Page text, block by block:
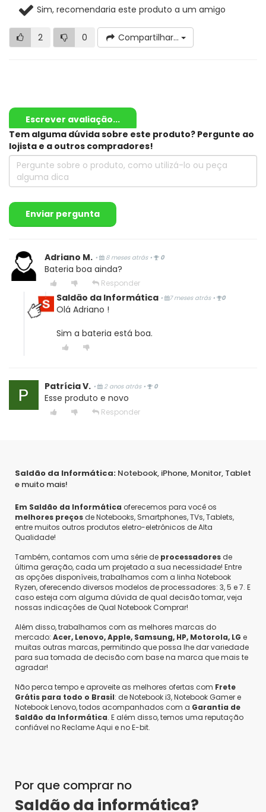
Sim, recomendaria este produto a um amigo
2 0 Compartilhar...
Escrever avaliação...
Tem alguma dúvida sobre este produto? Pergunte ao
lojista e a outros compradores!
Enviar pergunta
Adriano M. • 8 meses atrás • 0
Bateria boa ainda?
Responder
Saldão da Informática • 7 meses atrás • 0
Olá Adriano !
Sim a bateria está boa.
Patrícia V. • 2 anos atrás • 0
Esse produto e novo
Responder
Responder
Thalita S. • 3 anos atrás• 0
vem com a capa e caneta?
Saldão da Informática • 3 anos atrás• 0
Olá Boa tarde! Este produto vai com carregador
somente, não contém acessórios
Alex 3 anos atrás
Vem com capa e caneta. Usa chip
Responder
1
Saldão da Informática: Notebook, iPhone, Monitor, Tablet
e muito mais!
Em Saldão da Informática oferecemos para você os
melhores preços de Notebooks, Smartphones, TVs, Tablets,
entre muitos outros produtos eletro-eletrônicos de Alta
Qualidade!
Também, contamos com uma série de processadores de
última geração, cada um projetado a sua necessidade! Entre
as opções disponíveis, trabalhamos com a linha Notebook
Ryzen, oferecendo diversos modelos de processadores: 3, 5 e 7. E
caso esteja com alguma dúvida de qual decisão tomar, veja
nossas indicações de Qual Notebook Comprar!
Além disso, trabalhamos com as melhores marcas do
mercado: Acer, Lenovo, Apple, Samsung, HP, Motorola, LG e
muitas outras marcas, permitindo que possa lhe dar variedade
para sua tomada de decisão com base na marca que mais te
agradar!
Não perca tempo e aproveite as melhores ofertas com Frete
Grátis para todo o Brasil: de Notebook i3, Notebook Gamer e
Notebook Lenovo, todos acompanhados com a Garantia de
Saldão da Informática. E além disso, temos uma reputação
confiável no Reclame Aqui e no E-bit.
Por que comprar no
Saldão da informática?